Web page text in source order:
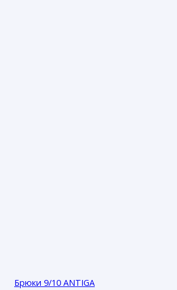
Брюки 9/10 ANTIGA